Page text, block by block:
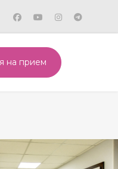
на прием